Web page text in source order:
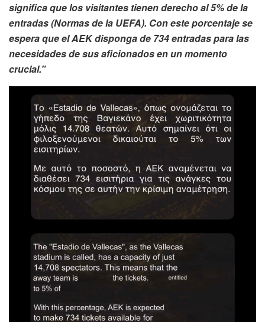
significa que los visitantes tienen derecho al 5% de la
entradas (Normas de la UEFA). Con este porcentaje se
espera que el AEK disponga de 734 entradas para las
necesidades de sus aficionados en un momento
crucial.”